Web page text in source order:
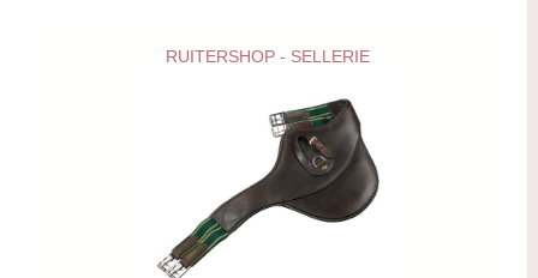
RUITERSHOP - SELLERIE